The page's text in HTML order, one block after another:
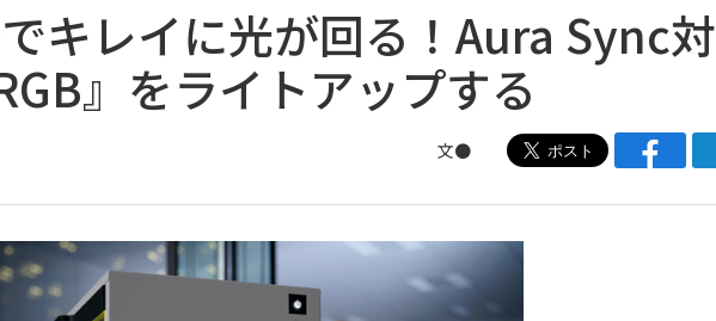
キレイに光が回る！Aura Sync
』をライトアップする
文●